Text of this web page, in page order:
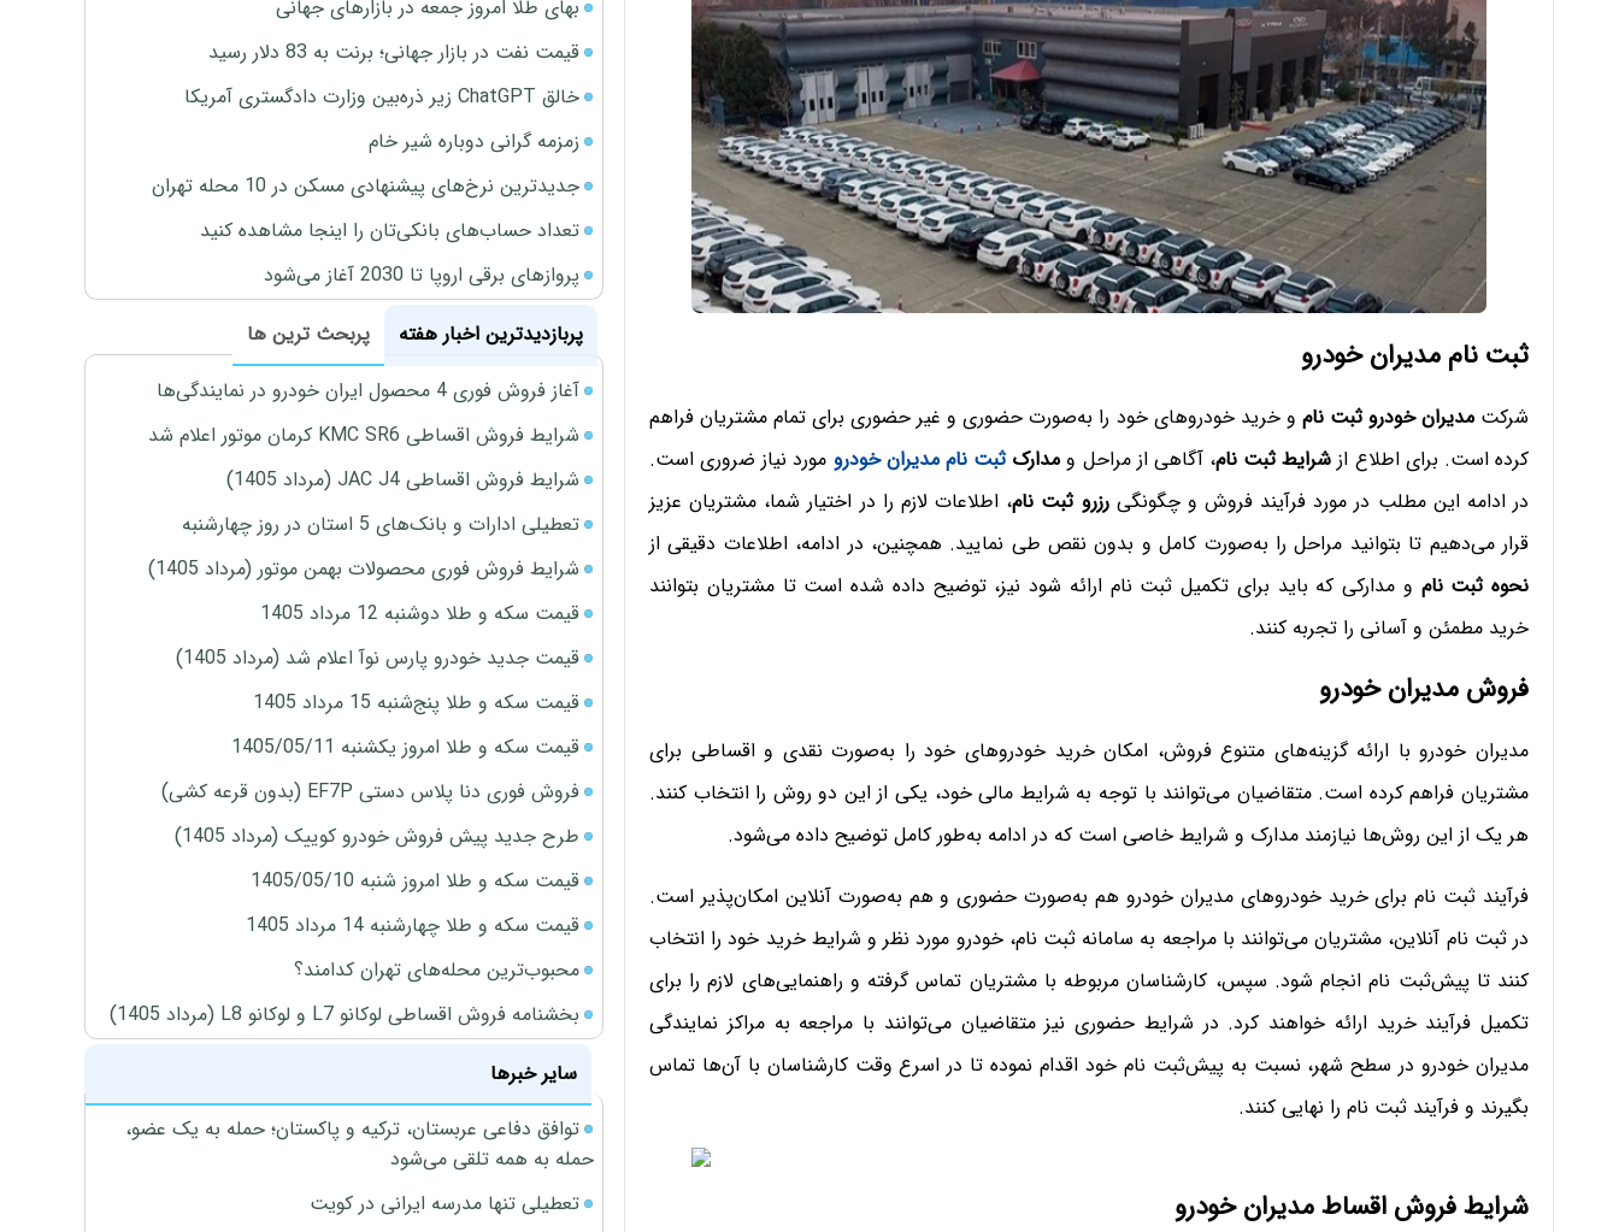
ثبت نام مدیران خودرو
شرکتمدیران خودرو ثبت نام و خرید خودروهای خود را به‌صورت حضوری و غیر حضوری برای تمام مشتریان فراهم
کرده است. برای اطلاع از شرایط ثبت نام، آگاهی از مراحل و مدارک ثبت نام مدیرانخودرو مورد نیاز ضروری است.
در ادامه این مطلب در مورد فرآیند فروش و چگونگیرزرو ثبت نام، اطلاعات لازم را در اختیار شما، مشتریان عزیز
قرار می‌دهیم تا بتوانید مراحل را به‌صورت کامل و بدون نقص طی نمایید. همچنین، در ادامه، اطلاعات دقیقی از
نحوه ثبت نام و مدارکی که باید برای تکمیل ثبت ‌نام ارائه شود نیز، توضیح داده شده است تا مشتریان بتوانند
خرید مطمئن و آسانی را تجربه کنند.
فروش مدیران خودرو
مدیران خودرو با ارائه گزینه‌های متنوع فروش، امکان خرید خودروهای خود را به‌صورت نقدی و اقساطی برای
مشتریان فراهم کرده است. متقاضیان می‌توانند با توجه به شرایط مالی خود، یکی از این دو روش را انتخاب کنند.
هر یک از این روش‌ها نیازمند مدارک و شرایط خاصی است که در ادامه به‌طور کامل توضیح داده می‌شود.
فرآیند ثبت نام برای خرید خودروهای مدیران خودرو هم به‌صورت حضوری و هم به‌صورت آنلاین امکان‌پذیر است.
در ثبت‌ نام آنلاین، مشتریان می‌توانند با مراجعه به سامانه ثبت‌ نام، خودرو مورد نظر و شرایط خرید خود را انتخاب
کنند تا پیش‌ثبت‌ نام انجام شود. سپس، کارشناسان مربوطه با مشتریان تماس گرفته و راهنمایی‌های لازم را برای
تکمیل فرآیند خرید ارائه خواهند کرد. در شرایط حضوری نیز متقاضیان می‌توانند با مراجعه به مراکز نمایندگی
مدیران خودرو در سطح شهر، نسبت به پیش‌ثبت نام خود اقدام نموده تا در اسرع وقت کارشناسان با آن‌ها تماس
بگیرند و فرآیند ثبت نام را نهایی کنند.
شرایط فروش اقساط مدیران خودرو
بهای طلا امروز جمعه در بازارهای جهانی
قیمت نفت در بازار جهانی؛ برنت به 83 دلار رسید
خالق ChatGPT زیر ذره‌بین وزارت دادگستری آمریکا
زمزمه گرانی دوباره شیر خام
جدیدترین نرخ‌های پیشنهادی مسکن در 10 محله تهران
تعداد حساب‌های بانکی‌تان را اینجا مشاهده کنید
پروازهای برقی اروپا تا 2030 آغاز می‌شود
پربازدیدترین اخبار هفته
پربحث ترین ها
آغاز فروش فوری 4 محصول ایران خودرو در نمایندگی‌ها
شرایط فروش اقساطی KMC SR6 کرمان موتور اعلام شد
شرایط فروش اقساطی JAC J4 (مرداد 1405)
تعطیلی ادارات و بانک‌های 5 استان در روز چهارشنبه
شرایط فروش فوری محصولات بهمن موتور (مرداد 1405)
قیمت سکه و طلا دوشنبه 12 مرداد 1405
قیمت جدید خودرو پارس نوآ اعلام شد (مرداد 1405)
قیمت سکه و طلا پنج‌شنبه 15 مرداد 1405
قیمت سکه و طلا امروز یکشنبه 1405/05/11
فروش فوری دنا پلاس دستی EF7P (بدون قرعه کشی)
طرح جدید پیش فروش خودرو کوییک (مرداد 1405)
قیمت سکه و طلا امروز شنبه 1405/05/10
قیمت سکه و طلا چهارشنبه 14 مرداد 1405
محبوب‌ترین محله‌های تهران کدامند؟
بخشنامه فروش اقساطی لوکانو L7 و لوکانو L8 (مرداد 1405)
سایر خبرها
توافق دفاعی عربستان، ترکیه و پاکستان؛ حمله به یک عضو،
حمله به همه تلقی می‌شود
تعطیلی تنها مدرسه ایرانی در کویت